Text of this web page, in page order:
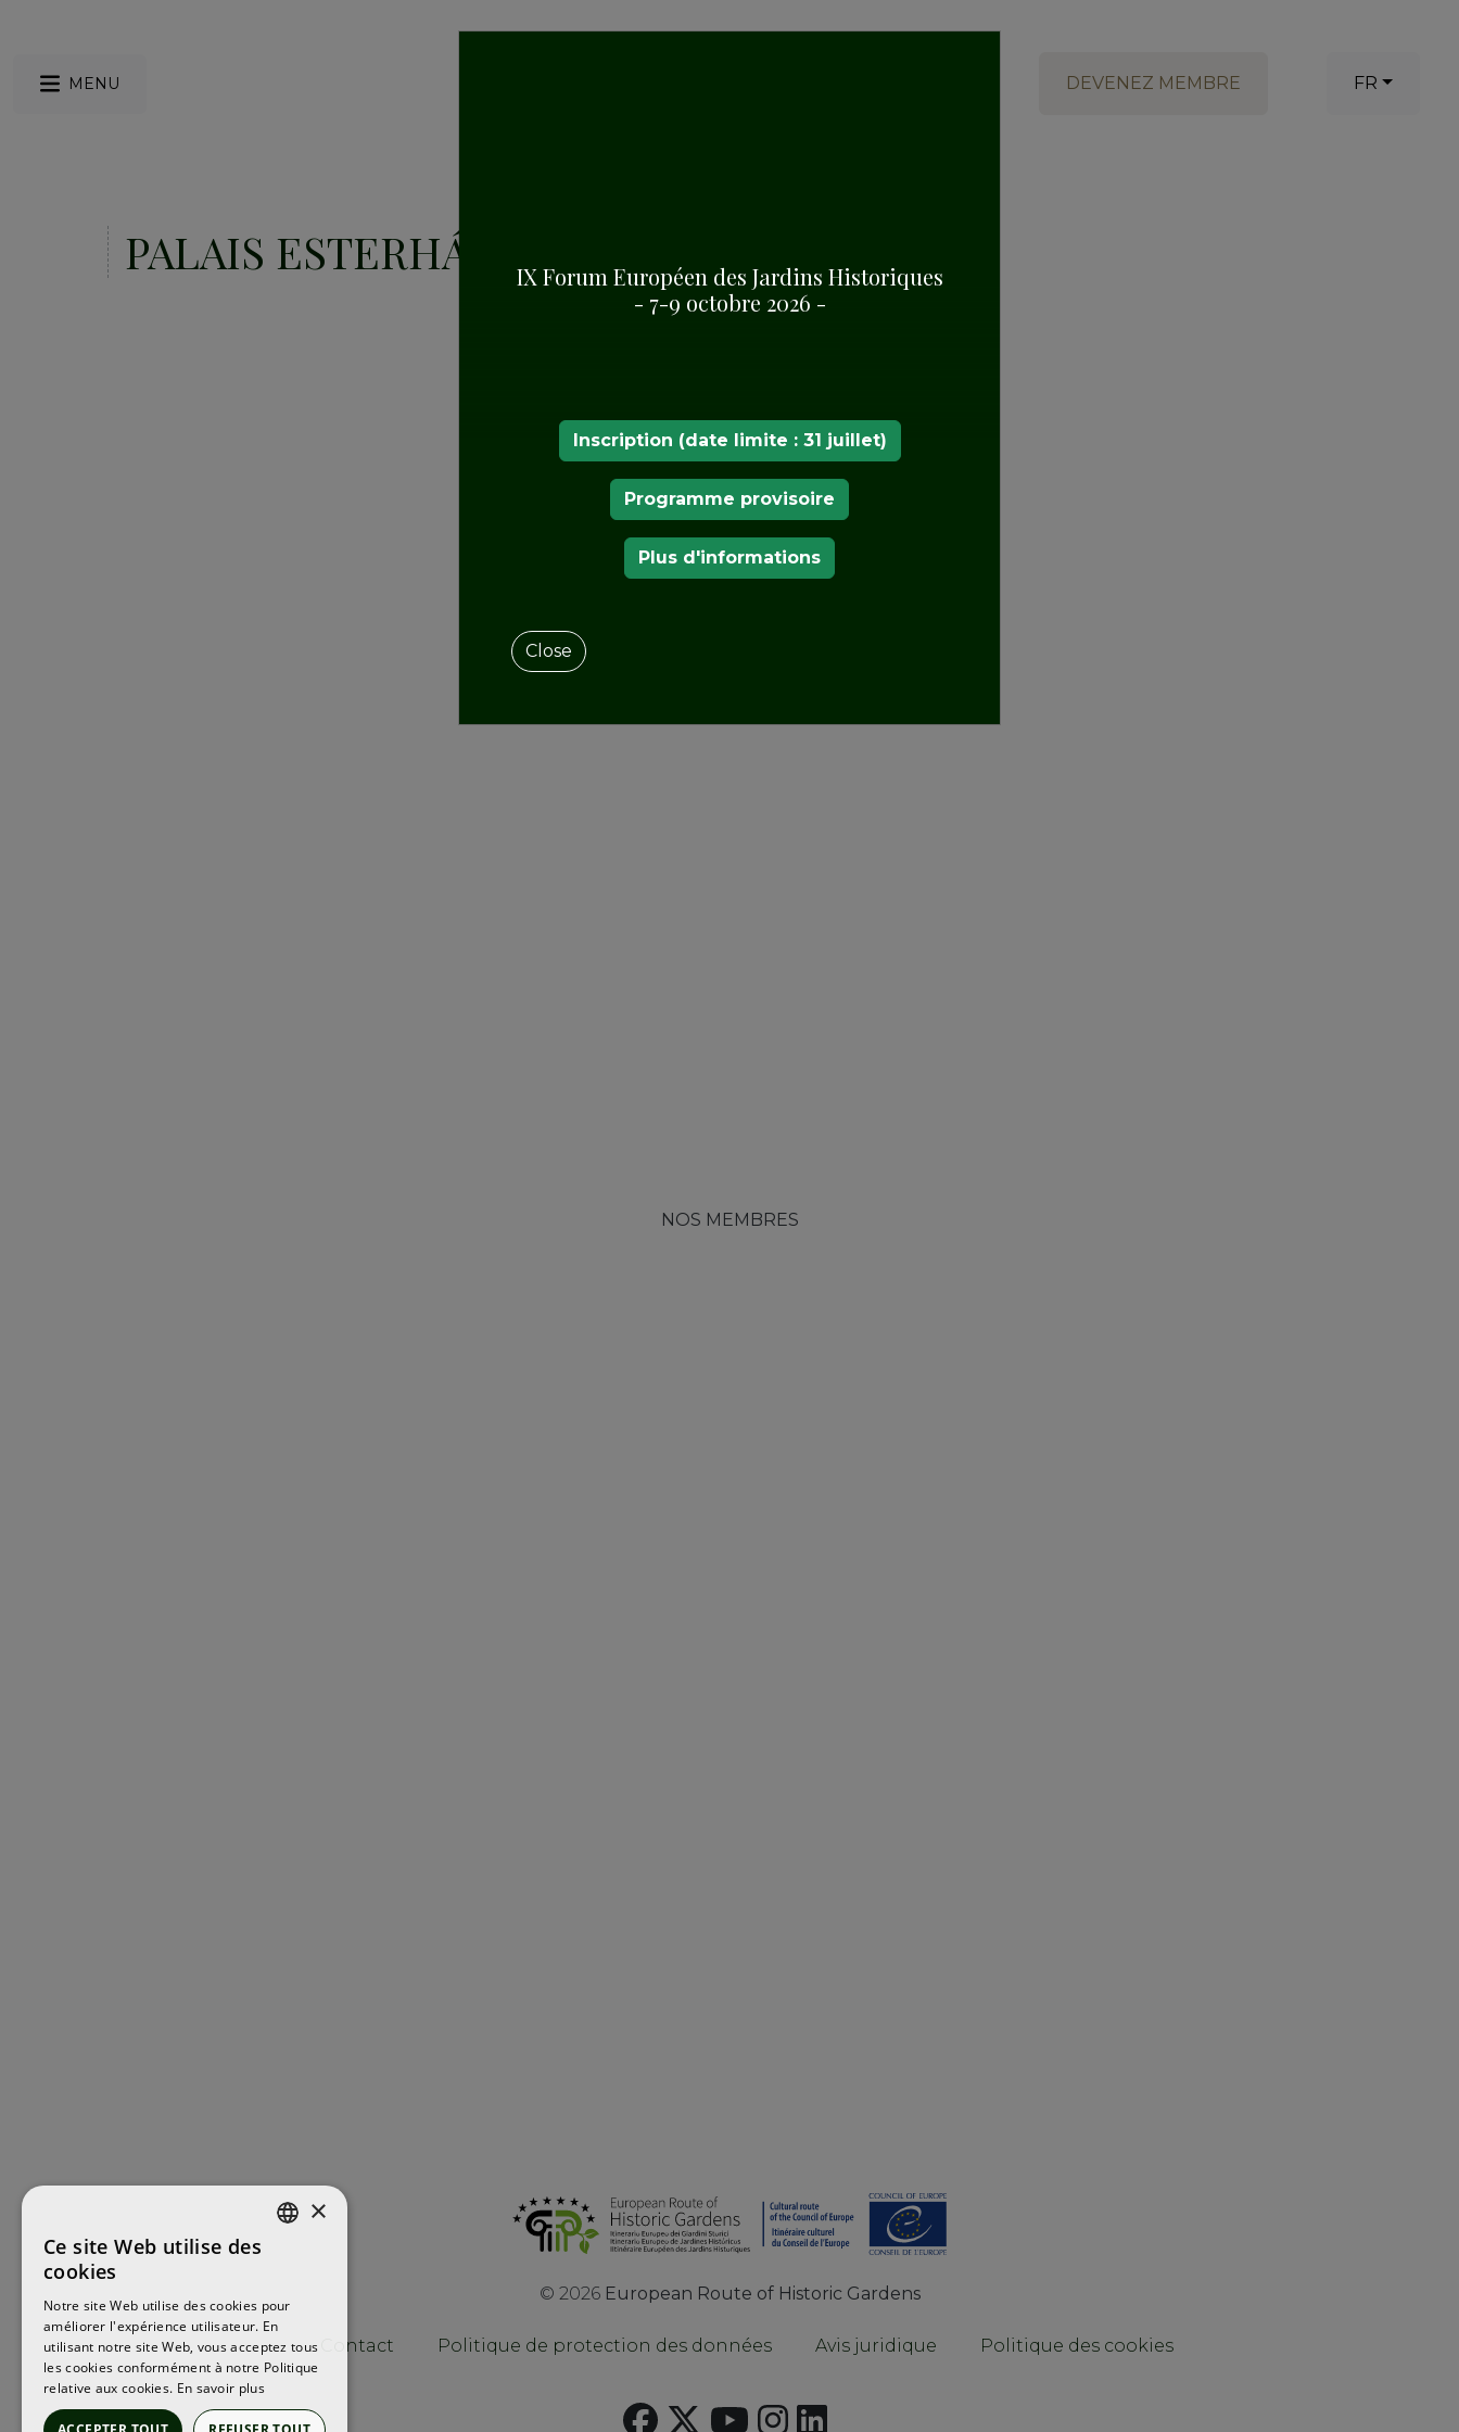
DEVENEZ MEMBRE
MENU FR
PALAIS ESTERHÁZY
NOS MEMBRES
© 2026 European Route of Historic Gardens
Contact Politique de protection des données Avis juridique Politique des cookies
IX Forum Européen des Jardins Historiques
- 7-9 octobre 2026 -
Inscription (date limite : 31 juillet)
Programme provisoire
Plus d'informations
Close
×
Ce site Web utilise des
cookies
Notre site Web utilise des cookies pour
améliorer l'expérience utilisateur. En
utilisant notre site Web, vous acceptez tous
les cookies conformément à notre Politique
relative aux cookies. En savoir plus